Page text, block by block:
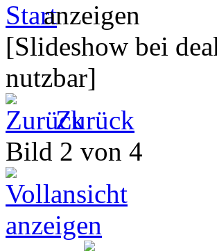
[Slideshow bei
nutzbar]
Zurück
Bild 2 von 4